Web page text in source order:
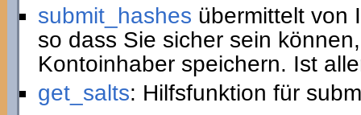
submit_hashes übermittelt von
so dass Sie sicher sein
Kontoinhaber speichern. Ist
get_salts: Hilfsfunktion für